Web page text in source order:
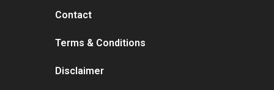
Contact
Terms & Conditions
Disclaimer